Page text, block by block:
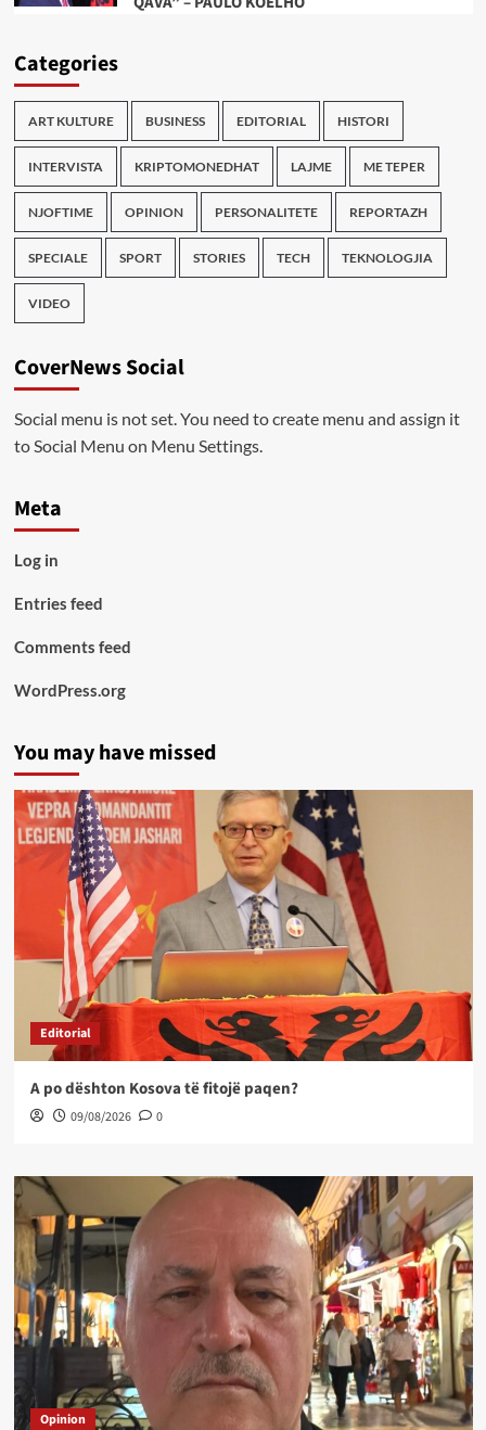
Categories
ART KULTURE BUSINESS EDITORIAL HISTORI
INTERVISTA KRIPTOMONEDHAT LAJME ME TEPER
NJOFTIME OPINION PERSONALITETE REPORTAZH
SPECIALE SPORT STORIES TECH TEKNOLOGJIA
VIDEO
CoverNews Social
Social menu is not set. You need to create menu and assign it
to Social Menu on Menu Settings.
Meta
Log in
Entries feed
Comments feed
WordPress.org
You may have missed
Editorial
A po dështon Kosova të fitojë paqen?
09/08/2026 0
Opinion